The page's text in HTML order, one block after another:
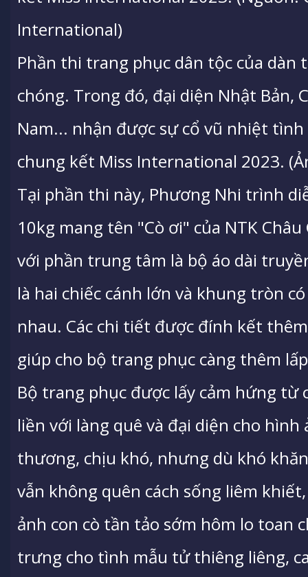
International)
Phần thi trang phục dân tộc của dàn
chóng. Trong đó, đại diện Nhật Bản,
Nam... nhận được sự cổ vũ nhiệt
chung kết Miss International 2023.
Tại phần thi này, Phương Nhi trình
10kg mang tên "Cò ơi" của NTK
với phần trung tâm là bộ áo dài
là hai chiếc cánh lớn và khung tròn
nhau. Các chi tiết được đính kết
giúp cho bộ trang phục càng thêm
Bộ trang phục được lấy cảm hứng từ
liền với làng quê và đại diện cho
thương, chịu khó, nhưng dù khó
vẫn không quên cách sống liêm
ảnh con cò tần tảo sớm hôm lo toan
trưng cho tình mẫu tử thiêng liêng,